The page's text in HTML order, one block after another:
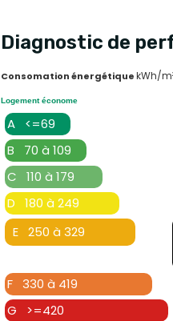
Diagnostic de
Consomation énergétiquekWh/
Logement économe
A <=69
B 70 à 109
C 110 à 179
D 180 à 249
E 250 à 329
F 330 à 419
G >=420